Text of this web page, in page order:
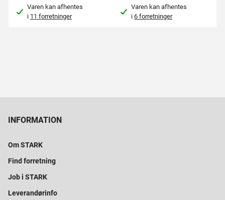
Varen kan afhentes
i 11 forretninger
Varen kan afhentes
i6 forretninger
INFORMATION
Om STARK
Find forretning
Job i STARK
Leverandørinfo